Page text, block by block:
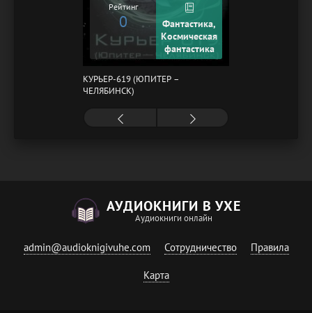
Рейтинг
0
Фантастика,
Космическая
фантастика
КУРЬЕР-619 (ЮПИТЕР –
ЧЕЛЯБИНСК)
АУДИОКНИГИ В УХЕ
Аудиокниги онлайн
admin@audioknigivuhe.com Сотрудничество Правила
Карта